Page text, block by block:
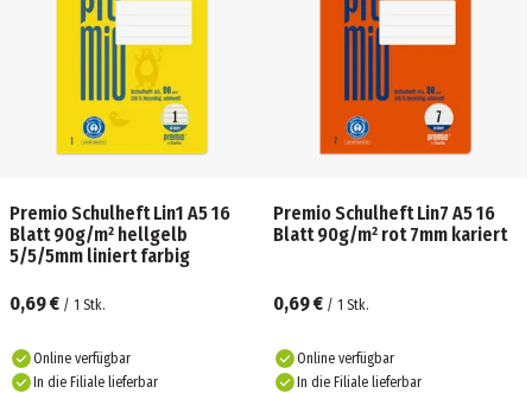
Premio Schulheft Lin1 A5 16
Blatt 90g/m² hellgelb
5/5/5mm liniert farbig
0,69 € / 1 Stk.
Online verfügbar
In die Filiale lieferbar
Premio Schulheft Lin7 A5 16
Blatt 90g/m² rot 7mm kariert
0,69 € / 1 Stk.
Online verfügbar
In die Filiale lieferbar